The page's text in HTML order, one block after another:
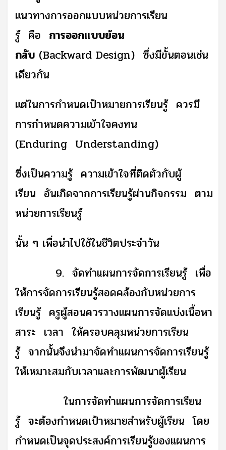
แนวทางการออกแบบหน่วยการเรียน
รู้ คือ การออกแบบย้อน
กลับ (Backward Design) ซึ่งมีขั้นตอนเช่น
เดียวกัน
แต่ในการกำหนดเป้าหมายการเรียนรู้ ควรมี
การกำหนดความเข้าใจคงทน
(Enduring Understanding)
ซึ่งเป็นความรู้ ความเข้าใจที่ติดตัวกับผู้
เรียน อันเกิดจากการเรียนรู้ผ่านกิจกรรม ตาม
หน่วยการเรียนรู้
นั้น ๆ เพื่อนำไปใช้ในชีวิตประจำวัน
9. จัดทำแผนการจัดการเรียนรู้ เพื่อ
ให้การจัดการเรียนรู้สอดคล้องกับหน่วยการ
เรียนรู้ ครูผู้สอนควรวางแผนการจัดแบ่งเนื้อหา
สาระ เวลา ให้ครอบคลุมหน่วยการเรียน
รู้ จากนั้นจึงนำมาจัดทำแผนการจัดการเรียนรู้
ให้เหมาะสมกับเวลาและการพัฒนาผู้เรียน
ในการจัดทำแผนการจัดการเรียน
รู้ จะต้องกำหนดเป้าหมายสำหรับผู้เรียน โดย
กำหนดเป็นจุดประสงค์การเรียนรู้ของแผนการ